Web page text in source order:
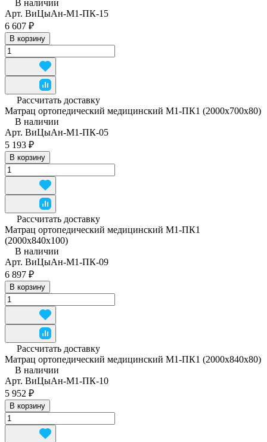
В наличии
Арт. ВиЦыАн-М1-ПК-15
6 607 ₽
В корзину
Рассчитать доставку
Матрац ортопедический медицинский М1-ПК1 (2000x700x80)
В наличии
Арт. ВиЦыАн-М1-ПК-05
5 193 ₽
В корзину
Рассчитать доставку
Матрац ортопедический медицинский М1-ПК1
(2000x840x100)
В наличии
Арт. ВиЦыАн-М1-ПК-09
6 897 ₽
В корзину
Рассчитать доставку
Матрац ортопедический медицинский М1-ПК1 (2000x840x80)
В наличии
Арт. ВиЦыАн-М1-ПК-10
5 952 ₽
В корзину